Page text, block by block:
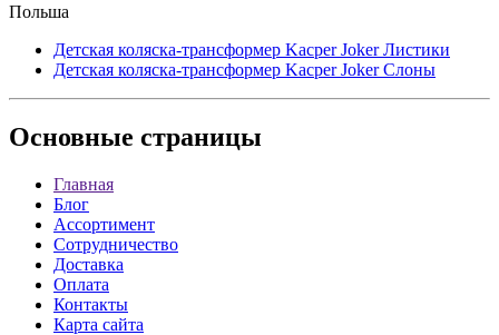
Польша
Детская коляска-трансформер Kacper Joker Листики
Детская коляска-трансформер Kacper Joker Слоны
Основные страницы
Главная
Блог
Ассортимент
Сотрудничество
Доставка
Оплата
Контакты
Карта сайта